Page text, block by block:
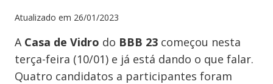
Atualizado em 26/01/2023
A Casa de Vidro do BBB 23 começou nesta
terça-feira (10/01) e já está dando o que falar.
Quatro candidatos a participantes foram